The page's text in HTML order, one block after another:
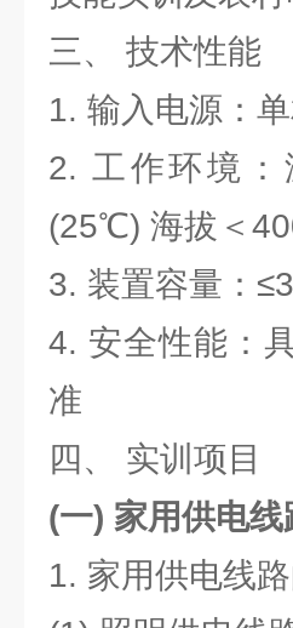
三、 技术性能
1. 输入电源：
2. 工作环境
(25℃) 海拔＜
3. 装置容量：
4. 安全性能：
准
四、 实训项目
(一) 家用供电
1. 家用供电线